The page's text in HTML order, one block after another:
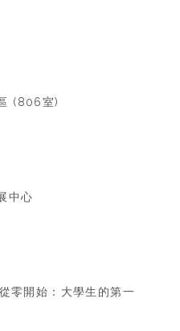
(806室)
中心
零開始：大學生的第一